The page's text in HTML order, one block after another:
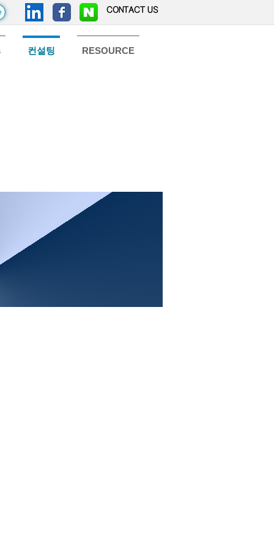
CONTACT US
컨설팅 RESOURCE